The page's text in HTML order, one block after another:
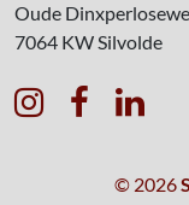
Oude
7064 KWSilvolde
  
© 2026